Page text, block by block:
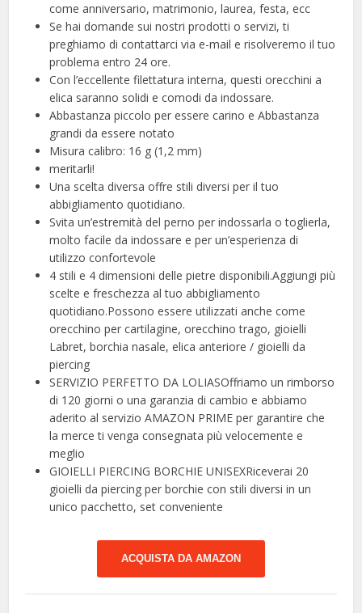
come anniversario, matrimonio, laurea, festa, ecc
Se hai domande sui nostri prodotti o servizi, ti
preghiamo di contattarci via e-mail e risolveremo il tuo
problema entro 24 ore.
Con l’eccellente filettatura interna, questi orecchini a
elica saranno solidi e comodi da indossare.
Abbastanza piccolo per essere carino e Abbastanza
grandi da essere notato
Misura calibro: 16 g (1,2 mm)
meritarli!
Una scelta diversa offre stili diversi per il tuo
abbigliamento quotidiano.
Svita un’estremità del perno per indossarla o toglierla,
molto facile da indossare e per un’esperienza di
utilizzo confortevole
4 stili e 4 dimensioni delle pietre disponibili.Aggiungi più
scelte e freschezza al tuo abbigliamento
quotidiano.Possono essere utilizzati anche come
orecchino per cartilagine, orecchino trago, gioielli
Labret, borchia nasale, elica anteriore / gioielli da
piercing
SERVIZIO PERFETTO DA LOLIASOffriamo un rimborso
di 120 giorni o una garanzia di cambio e abbiamo
aderito al servizio AMAZON PRIME per garantire che
la merce ti venga consegnata più velocemente e
meglio
GIOIELLI PIERCING BORCHIE UNISEXRiceverai 20
gioielli da piercing per borchie con stili diversi in un
unico pacchetto, set conveniente
ACQUISTA DA AMAZON